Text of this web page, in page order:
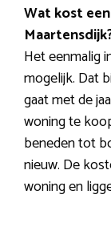
Wat kost
Het eenmalig
mogelijk. Dat
gaat met de
woning te
beneden tot
nieuw. De
woning en